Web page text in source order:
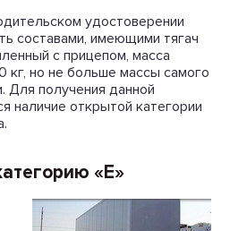
удостоверении
составами, имеющими тягач
с прицепом, масса
кг, но не больше массы самого
Для получения данной
наличие открытой категории
«Е»